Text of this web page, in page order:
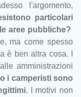
l'argomento,
particolari
aree pubbliche?
ma come spesso
è ben altra cosa. I
amministrazioni
i camperisti sono
. I motivi non